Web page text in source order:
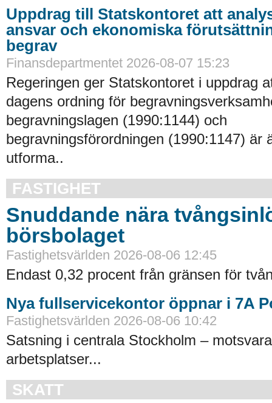
Uppdrag till Statskontoret att
ansvar och ekonomiska
begrav
Finansdepartmentet 2026-08-07 15:23
Regeringen ger Statskontoret i uppdrag
dagens ordning för
begravningslagen (1990:1144) och
begravningsförordningen (1990:1147) är
utforma..
FASTIGHET
Snuddande nära
börsbolaget
Fastighetsvärlden 2026-08-06 12:45
Endast 0,32 procent från gränsen för
Nya fullservicekontor öppnar i 7A
Fastighetsvärlden 2026-08-06 10:42
Satsning i centrala Stockholm –
arbetsplatser...
SKATT